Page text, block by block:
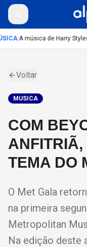
:A música de Harry
Voltar
MUSICA
COM
TEMA DO
O Met Gala
na primeira
Metropolitan
Na edição deste